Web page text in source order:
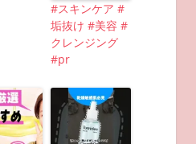
#スキンケア #
垢抜け #美容 #
クレンジング
#pr